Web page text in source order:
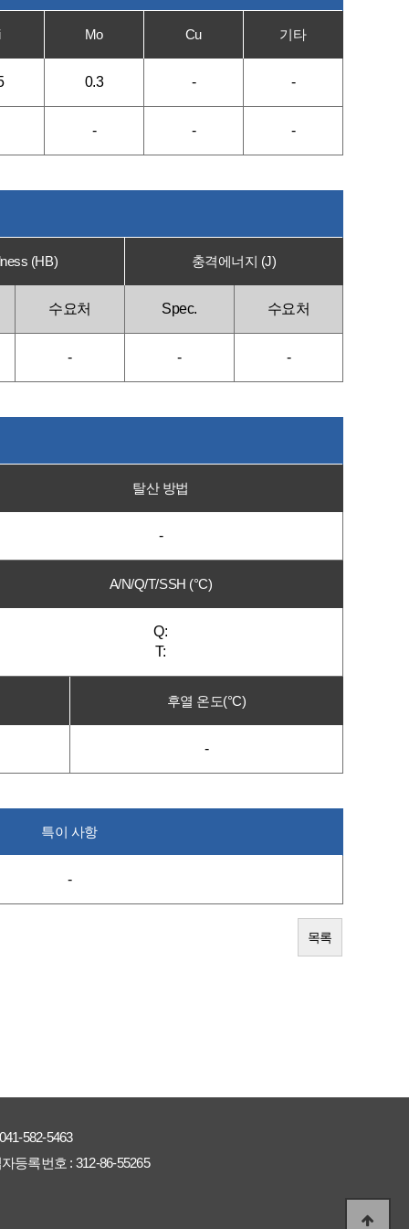
Mo Cu 기타
0.3 - -
- - -
(HB) 충격에너지 (J)
수요처 Spec. 수요처
- - -
탈산 방법
-
A/N/Q/T/SSH (°C)
Q:
T:
후열 온도(°C)
-
특이 사항
-
목록
041-582-5463
등록번호 : 312-86-55265